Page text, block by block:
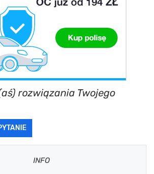
rozwiązania Twojego
INFO